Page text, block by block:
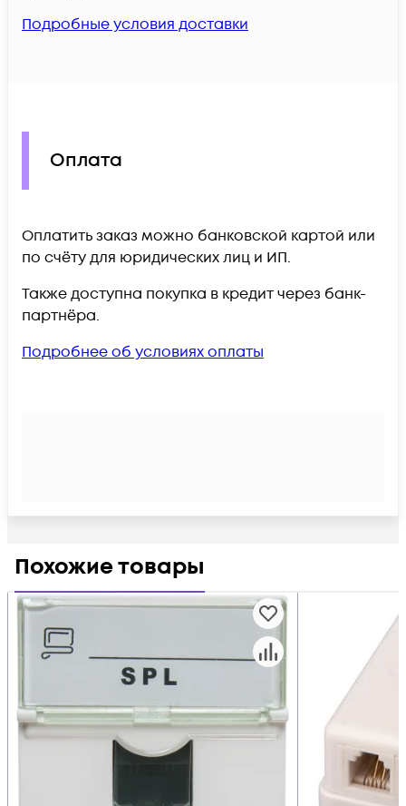
Подробные условия доставки
Оплата
Оплатить заказ можно банковской картой или
по счёту для юридических лиц и ИП.
Также доступна покупка в кредит через банк-
партнёра.
Подробнее об условиях оплаты
Похожие товары